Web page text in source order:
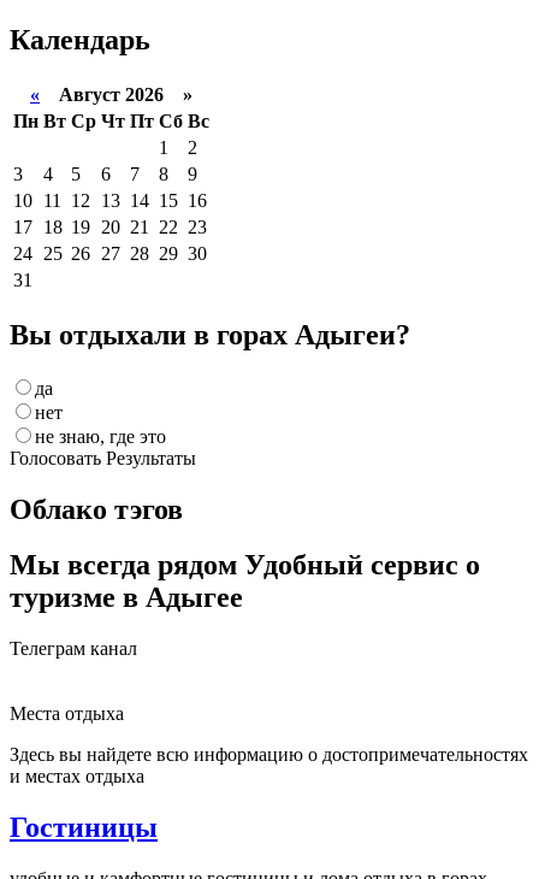
Календарь
« Август 2026 »
Пн Вт Ср Чт Пт Сб Вс
1
2
3
4 5 6 7 8
9
10 11 12 13 14 15 16
17 18 19 20 21 22 23
24 25 26 27 28 29 30
31
Вы отдыхали в горах Адыгеи?
да
нет
не знаю, где это
Голосовать Результаты
Облако тэгов
Мы всегда рядом Удобный сервис о
туризме в Адыгее
Телеграм канал
Места отдыха
Здесь вы найдете всю информацию о достопримечательностях
и местах отдыха
Гостиницы